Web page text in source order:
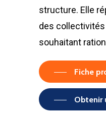
structure. Elle
des
souhaitant
Fiche
Obtenir